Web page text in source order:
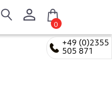
+49 (0)2355
505 871
0